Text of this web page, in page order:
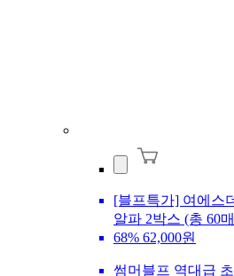
[블프특가] 여에스
알파 2박스 (총 60
68% 62,000원
썸머블프 역대급